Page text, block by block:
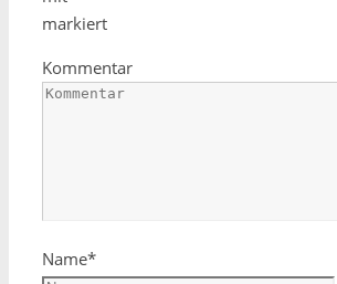
markiert
Kommentar
Name*